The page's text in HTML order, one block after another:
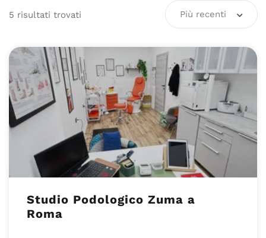
5 risultati trovati Più recenti
Studio Podologico Zuma a
Roma